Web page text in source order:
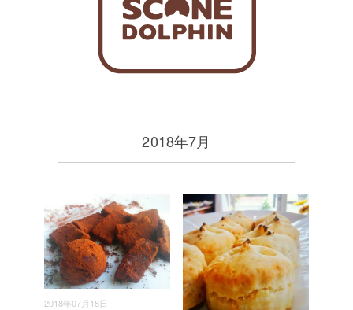
2018年7月
2018年07月18日